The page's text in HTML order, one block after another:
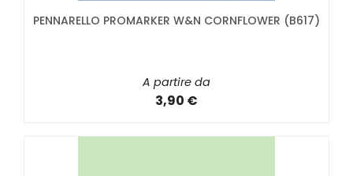
PENNARELLO PROMARKER W&N CORNFLOWER (B617)
A partire da
3,90 €